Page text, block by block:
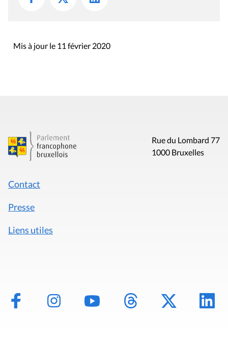
Mis à jour le 11 février 2020
Rue du Lombard 77
1000 Bruxelles
Contact
Presse
Liens utiles